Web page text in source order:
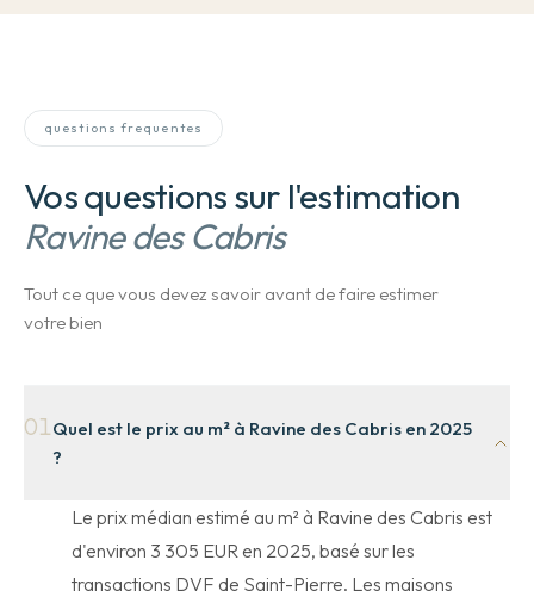
questions frequentes
Vos questions sur l'estimation
Ravine des Cabris
Tout ce que vous devez savoir avant de faire estimer
votre bien
01Quel est le prix au m² à Ravine des Cabris en 2025
?
Le prix médian estimé au m² à Ravine des Cabris est
d'environ 3 305 EUR en 2025, basé sur les
transactions DVF de Saint-Pierre. Les maisons